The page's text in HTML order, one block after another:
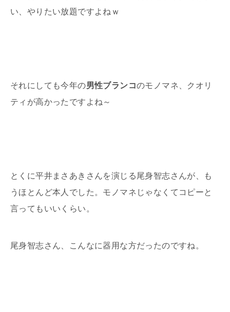
い、やりたい放題ですよねｗ
それにしても今年の男性ブランコのモノマネ、クオリ
ティが高かったですよね～
とくに平井まさあきさんを演じる尾身智志さんが、も
うほとんど本人でした。モノマネじゃなくてコピーと
言ってもいいくらい。
尾身智志さん、こんなに器用な方だったのですね。